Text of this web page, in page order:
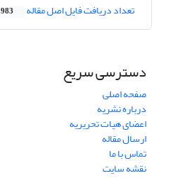
تعداد دریافت فایل اصل مقاله 983
دسترسی سریع
صفحه اصلی
درباره نشریه
اعضای هیات تحریریه
ارسال مقاله
تماس با ما
نقشه سایت